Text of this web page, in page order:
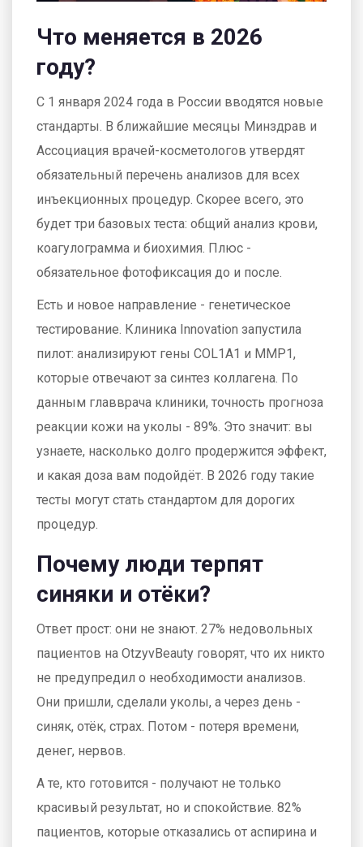
Что меняется в 2026
году?
С 1 января 2024 года в России вводятся новые
стандарты. В ближайшие месяцы Минздрав и
Ассоциация врачей-косметологов утвердят
обязательный перечень анализов для всех
инъекционных процедур. Скорее всего, это
будет три базовых теста: общий анализ крови,
коагулограмма и биохимия. Плюс -
обязательное фотофиксация до и после.
Есть и новое направление - генетическое
тестирование. Клиника Innovation запустила
пилот: анализируют гены COL1A1 и MMP1,
которые отвечают за синтез коллагена. По
данным главврача клиники, точность прогноза
реакции кожи на уколы - 89%. Это значит: вы
узнаете, насколько долго продержится эффект,
и какая доза вам подойдёт. В 2026 году такие
тесты могут стать стандартом для дорогих
процедур.
Почему люди терпят
синяки и отёки?
Ответ прост: они не знают. 27% недовольных
пациентов на OtzyvBeauty говорят, что их никто
не предупредил о необходимости анализов.
Они пришли, сделали уколы, а через день -
синяк, отёк, страх. Потом - потеря времени,
денег, нервов.
А те, кто готовится - получают не только
красивый результат, но и спокойствие. 82%
пациентов, которые отказались от аспирина и